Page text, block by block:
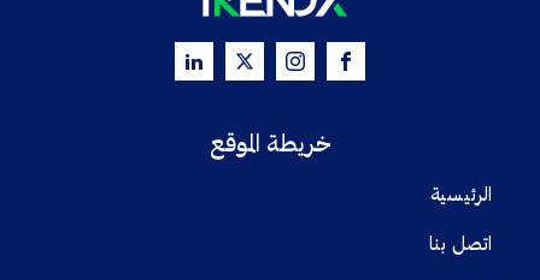
خريطة الموقع
الرئيسية
اتصل بنا